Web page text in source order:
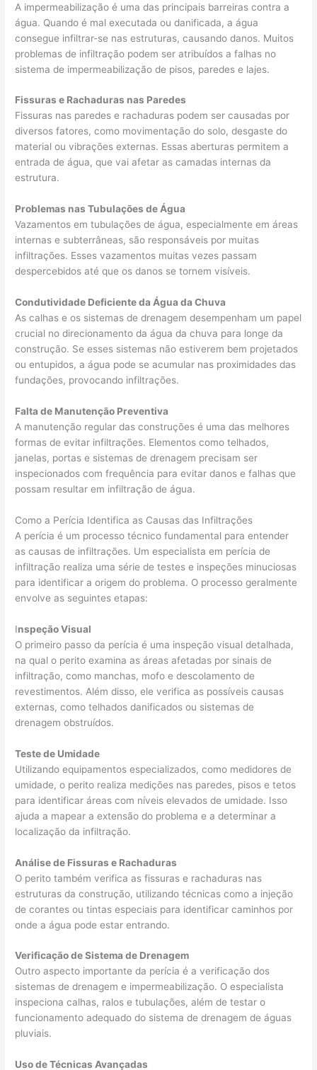
A impermeabilização é uma das principais barreiras contra a
água. Quando é mal executada ou danificada, a água
consegue infiltrar-se nas estruturas, causando danos. Muitos
problemas de infiltração podem ser atribuídos a falhas no
sistema de impermeabilização de pisos, paredes e lajes.
Fissuras e Rachaduras nas Paredes
Fissuras nas paredes e rachaduras podem ser causadas por
diversos fatores, como movimentação do solo, desgaste do
material ou vibrações externas. Essas aberturas permitem a
entrada de água, que vai afetar as camadas internas da
estrutura.
Problemas nas Tubulações de Água
Vazamentos em tubulações de água, especialmente em áreas
internas e subterrâneas, são responsáveis por muitas
infiltrações. Esses vazamentos muitas vezes passam
despercebidos até que os danos se tornem visíveis.
Condutividade Deficiente da Água da Chuva
As calhas e os sistemas de drenagem desempenham um papel
crucial no direcionamento da água da chuva para longe da
construção. Se esses sistemas não estiverem bem projetados
ou entupidos, a água pode se acumular nas proximidades das
fundações, provocando infiltrações.
Falta de Manutenção Preventiva
A manutenção regular das construções é uma das melhores
formas de evitar infiltrações. Elementos como telhados,
janelas, portas e sistemas de drenagem precisam ser
inspecionados com frequência para evitar danos e falhas que
possam resultar em infiltração de água.
Como a Perícia Identifica as Causas das Infiltrações
A perícia é um processo técnico fundamental para entender
as causas de infiltrações. Um especialista em perícia de
infiltração realiza uma série de testes e inspeções minuciosas
para identificar a origem do problema. O processo geralmente
envolve as seguintes etapas:
Inspeção Visual
O primeiro passo da perícia é uma inspeção visual detalhada,
na qual o perito examina as áreas afetadas por sinais de
infiltração, como manchas, mofo e descolamento de
revestimentos. Além disso, ele verifica as possíveis causas
externas, como telhados danificados ou sistemas de
drenagem obstruídos.
Teste de Umidade
Utilizando equipamentos especializados, como medidores de
umidade, o perito realiza medições nas paredes, pisos e tetos
para identificar áreas com níveis elevados de umidade. Isso
ajuda a mapear a extensão do problema e a determinar a
localização da infiltração.
Análise de Fissuras e Rachaduras
O perito também verifica as fissuras e rachaduras nas
estruturas da construção, utilizando técnicas como a injeção
de corantes ou tintas especiais para identificar caminhos por
onde a água pode estar entrando.
Verificação de Sistema de Drenagem
Outro aspecto importante da perícia é a verificação dos
sistemas de drenagem e impermeabilização. O especialista
inspeciona calhas, ralos e tubulações, além de testar o
funcionamento adequado do sistema de drenagem de águas
pluviais.
Uso de Técnicas Avançadas